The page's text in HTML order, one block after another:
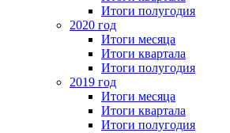
Итоги полугодия
2020 год
Итоги месяца
Итоги квартала
Итоги полугодия
2019 год
Итоги месяца
Итоги квартала
Итоги полугодия